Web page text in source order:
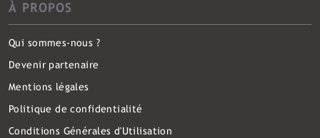
À PROPOS
Qui sommes-nous ?
Devenir partenaire
Mentions légales
Politique de confidentialité
Conditions Générales d'Utilisation